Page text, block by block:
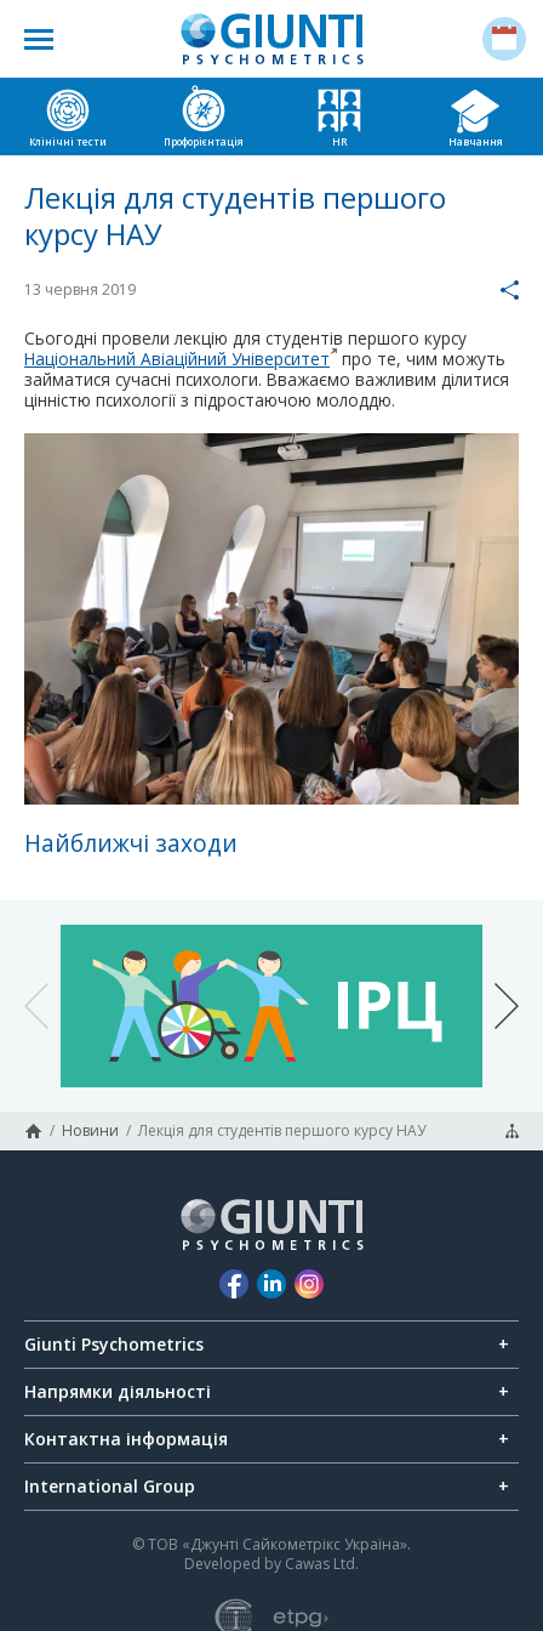
Клінічні тести Профорієнтація HR Навчання
Лекція для студентів першого
курсу НАУ
13 червня 2019
Сьогодні провели лекцію для студентів першого курсу
Національний Авіаційний Університет про те, чим можуть
займатися сучасні психологи. Вважаємо важливим ділитися
цінністю психології з підростаючою молоддю.
Найближчі заходи
/ Новини / Лекція для студентів першого курсу НАУ
Giunti Psychometrics
Напрямки діяльності
Контактна інформація
International Group
© ТОВ «Джунті Сайкометрікс Україна».
Developed by Cawas Ltd.